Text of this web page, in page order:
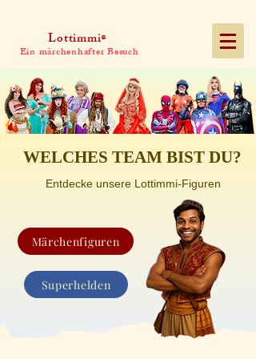
Lottimmi®
Ein märchenhafter Besuch
WELCHES TEAM BIST DU?
Entdecke unsere Lottimmi-Figuren
Märchenfiguren
Superhelden